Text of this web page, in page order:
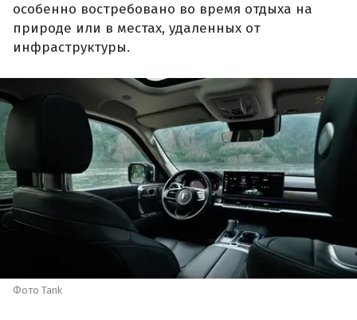
особенно востребовано во время отдыха на
природе или в местах, удаленных от
инфраструктуры.
Фото Tank